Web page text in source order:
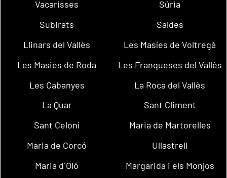
Vacarisses
Súria
Subirats
Saldes
Llinars del Vallès
Les Masíes de Voltregà
Les Masies de Roda
Les Franqueses del Vallès
Les Cabanyes
La Roca del Vallès
La Quar
Sant Climent
Sant Celoni
Maria de Martorelles
Maria de Corcó
Ullastrell
Maria d´Oló
Margarida i els Monjos